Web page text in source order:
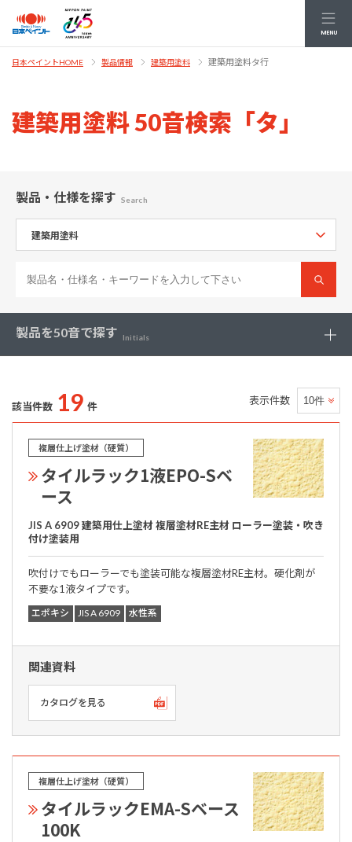
MENU
日本ペイントHOME 製品情報 建築用塗料 建築用塗料タ行
建築用塗料 50音検索「タ」
製品・仕様を探す Search
製品を50音で探す Initials
該当件数 19 件 表示件数
複層仕上げ塗材（硬質）
タイルラック1液EPO-Sベ
ース
JIS A 6909 建築用仕上塗材 複層塗材RE主材 ローラー塗装・吹き
付け塗装用
吹付けでもローラーでも塗装可能な複層塗材RE主材。硬化剤が
不要な1液タイプです。
エポキシ JIS A 6909 水性系
関連資料
カタログを見る
複層仕上げ塗材（硬質）
タイルラックEMA-Sベース
100K